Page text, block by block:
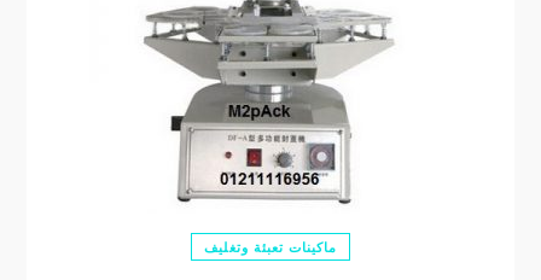
ماكينات تعبئة وتغليف